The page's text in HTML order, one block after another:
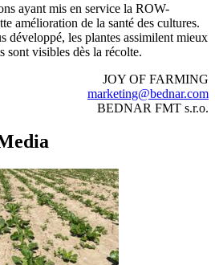
ayant mis en service la ROW-
amélioration de la santé des cultures.
développé, les plantes assimilent mieux
sont visibles dès la récolte.
JOY OF FARMING
marketing@bednar.com
BEDNAR FMT s.r.o.